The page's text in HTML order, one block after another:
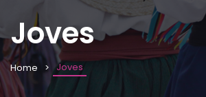
Joves
Home Joves